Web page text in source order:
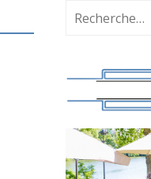
Rechercher :